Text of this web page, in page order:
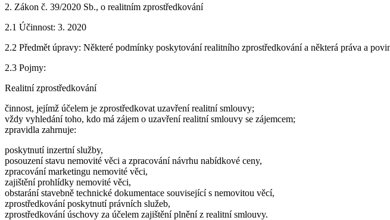
2. Zákon č. 39/2020 Sb., o realitním zprostředkování
2.1 Účinnost: 3. 2020
2.2 Předmět úpravy: Některé podmínky poskytování realitního zprostředkování a některá práva a
2.3 Pojmy:
Realitní zprostředkování
činnost, jejímž účelem je zprostředkovat uzavření realitní smlouvy;
vždy vyhledání toho, kdo má zájem o uzavření realitní smlouvy se zájemcem;
zpravidla zahrnuje:
poskytnutí inzertní služby,
posouzení stavu nemovité věci a zpracování návrhu nabídkové ceny,
zpracování marketingu nemovité věci,
zajištění prohlídky nemovité věci,
obstarání stavebně technické dokumentace související s nemovitou věcí,
zprostředkování poskytnutí právních služeb,
zprostředkování úschovy za účelem zajištění plnění z realitní smlouvy.